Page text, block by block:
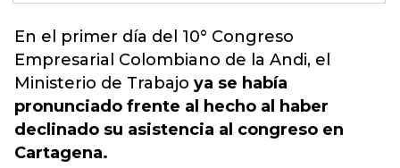
En el primer día del 10° Congreso
Empresarial Colombiano de la Andi, el
Ministerio de Trabajo ya se había
pronunciado frente al hecho al haber
declinado su asistencia al congreso en
Cartagena.